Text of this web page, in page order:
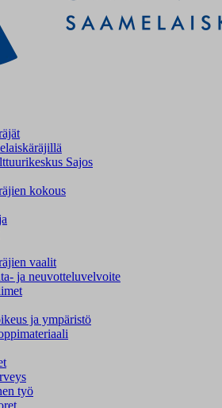
Sajos
kokous
vaalit
ja neuvotteluvelvoite
ja ympäristö
työ